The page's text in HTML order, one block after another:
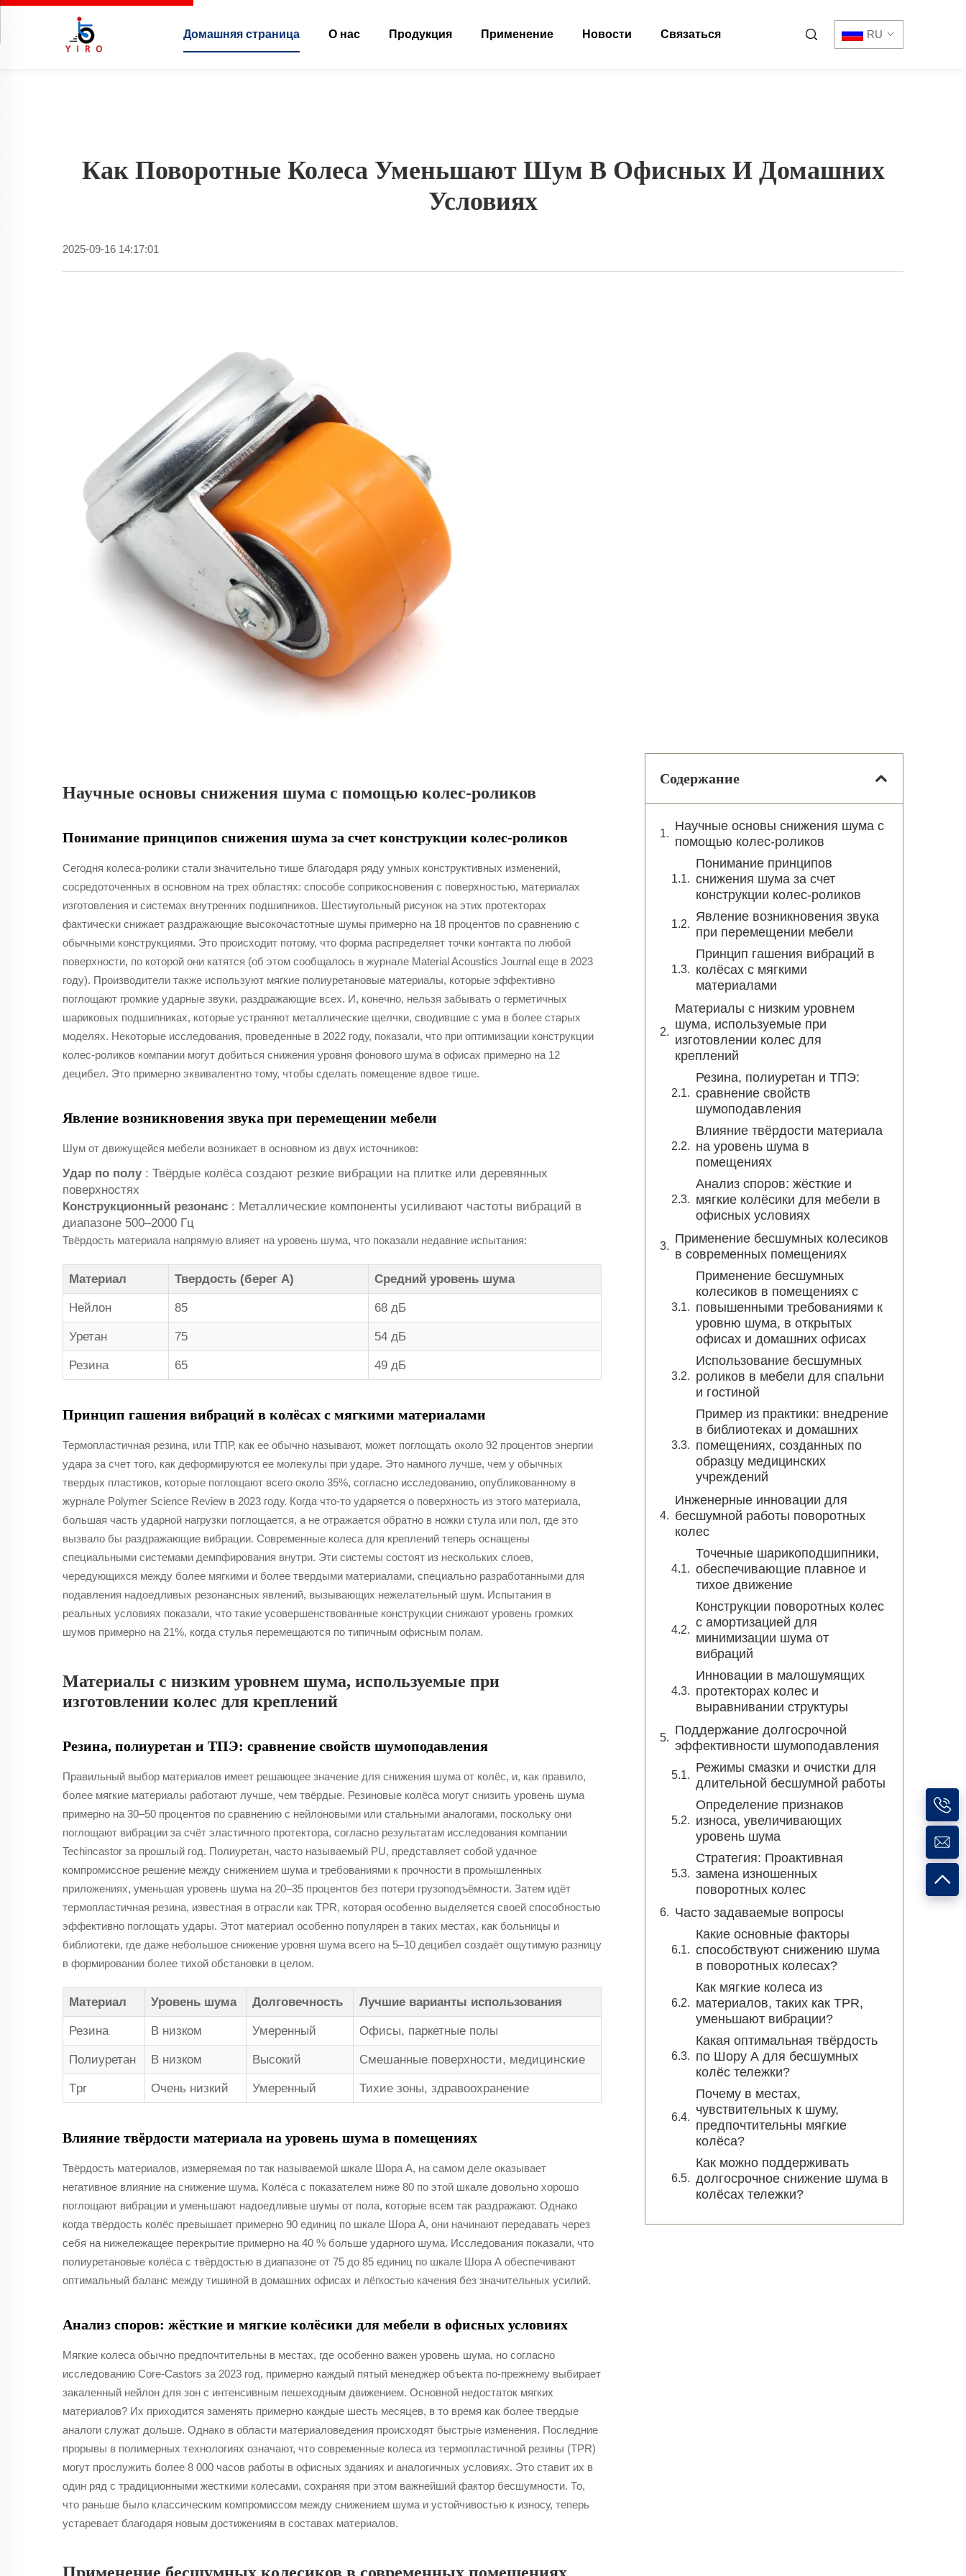
Домашняя страница О нас Продукция Применение Новости Связаться RU
Как Поворотные Колеса Уменьшают Шум В Офисных И Домашних
Условиях
2025-09-16 14:17:01
Научные основы снижения шума с помощью колес-роликов
Понимание принципов снижения шума за счет конструкции колес-роликов
Сегодня колеса-ролики стали значительно тише благодаря ряду умных конструктивных изменений,
сосредоточенных в основном на трех областях: способе соприкосновения с поверхностью, материалах
изготовления и системах внутренних подшипников. Шестиугольный рисунок на этих протекторах
фактически снижает раздражающие высокочастотные шумы примерно на 18 процентов по сравнению с
обычными конструкциями. Это происходит потому, что форма распределяет точки контакта по любой
поверхности, по которой они катятся (об этом сообщалось в журнале Material Acoustics Journal еще в 2023
году). Производители также используют мягкие полиуретановые материалы, которые эффективно
поглощают громкие ударные звуки, раздражающие всех. И, конечно, нельзя забывать о герметичных
шариковых подшипниках, которые устраняют металлические щелчки, сводившие с ума в более старых
моделях. Некоторые исследования, проведенные в 2022 году, показали, что при оптимизации конструкции
колес-роликов компании могут добиться снижения уровня фонового шума в офисах примерно на 12
децибел. Это примерно эквивалентно тому, чтобы сделать помещение вдвое тише.
Явление возникновения звука при перемещении мебели
Шум от движущейся мебели возникает в основном из двух источников:
Удар по полу : Твёрдые колёса создают резкие вибрации на плитке или деревянных
поверхностях
Конструкционный резонанс : Металлические компоненты усиливают частоты вибраций в
диапазоне 500–2000 Гц
Твёрдость материала напрямую влияет на уровень шума, что показали недавние испытания:
Материал Твердость (берег А) Средний уровень шума
Нейлон 85 68 дБ
Уретан 75 54 дБ
Резина 65 49 дБ
Принцип гашения вибраций в колёсах с мягкими материалами
Термопластичная резина, или ТПР, как ее обычно называют, может поглощать около 92 процентов энергии
удара за счет того, как деформируются ее молекулы при ударе. Это намного лучше, чем у обычных
твердых пластиков, которые поглощают всего около 35%, согласно исследованию, опубликованному в
журнале Polymer Science Review в 2023 году. Когда что-то ударяется о поверхность из этого материала,
большая часть ударной нагрузки поглощается, а не отражается обратно в ножки стула или пол, где это
вызвало бы раздражающие вибрации. Современные колеса для креплений теперь оснащены
специальными системами демпфирования внутри. Эти системы состоят из нескольких слоев,
чередующихся между более мягкими и более твердыми материалами, специально разработанными для
подавления надоедливых резонансных явлений, вызывающих нежелательный шум. Испытания в
реальных условиях показали, что такие усовершенствованные конструкции снижают уровень громких
шумов примерно на 21%, когда стулья перемещаются по типичным офисным полам.
Материалы с низким уровнем шума, используемые при
изготовлении колес для креплений
Резина, полиуретан и ТПЭ: сравнение свойств шумоподавления
Правильный выбор материалов имеет решающее значение для снижения шума от колёс, и, как правило,
более мягкие материалы работают лучше, чем твёрдые. Резиновые колёса могут снизить уровень шума
примерно на 30–50 процентов по сравнению с нейлоновыми или стальными аналогами, поскольку они
поглощают вибрации за счёт эластичного протектора, согласно результатам исследования компании
Techincastor за прошлый год. Полиуретан, часто называемый PU, представляет собой удачное
компромиссное решение между снижением шума и требованиями к прочности в промышленных
приложениях, уменьшая уровень шума на 20–35 процентов без потери грузоподъёмности. Затем идёт
термопластичная резина, известная в отрасли как TPR, которая особенно выделяется своей способностью
эффективно поглощать удары. Этот материал особенно популярен в таких местах, как больницы и
библиотеки, где даже небольшое снижение уровня шума всего на 5–10 децибел создаёт ощутимую разницу
в формировании более тихой обстановки в целом.
Материал Уровень шума Долговечность Лучшие варианты использования
Резина В низком Умеренный Офисы, паркетные полы
Полиуретан В низком Высокий Смешанные поверхности, медицинские
Tpr Очень низкий Умеренный Тихие зоны, здравоохранение
Влияние твёрдости материала на уровень шума в помещениях
Твёрдость материалов, измеряемая по так называемой шкале Шора А, на самом деле оказывает
негативное влияние на снижение шума. Колёса с показателем ниже 80 по этой шкале довольно хорошо
поглощают вибрации и уменьшают надоедливые шумы от пола, которые всем так раздражают. Однако
когда твёрдость колёс превышает примерно 90 единиц по шкале Шора А, они начинают передавать через
себя на нижележащее перекрытие примерно на 40 % больше ударного шума. Исследования показали, что
полиуретановые колёса с твёрдостью в диапазоне от 75 до 85 единиц по шкале Шора А обеспечивают
оптимальный баланс между тишиной в домашних офисах и лёгкостью качения без значительных усилий.
Анализ споров: жёсткие и мягкие колёсики для мебели в офисных условиях
Мягкие колеса обычно предпочтительны в местах, где особенно важен уровень шума, но согласно
исследованию Core-Castors за 2023 год, примерно каждый пятый менеджер объекта по-прежнему выбирает
закаленный нейлон для зон с интенсивным пешеходным движением. Основной недостаток мягких
материалов? Их приходится заменять примерно каждые шесть месяцев, в то время как более твердые
аналоги служат дольше. Однако в области материаловедения происходят быстрые изменения. Последние
прорывы в полимерных технологиях означают, что современные колеса из термопластичной резины (TPR)
могут прослужить более 8 000 часов работы в офисных зданиях и аналогичных условиях. Это ставит их в
один ряд с традиционными жесткими колесами, сохраняя при этом важнейший фактор бесшумности. То,
что раньше было классическим компромиссом между снижением шума и устойчивостью к износу, теперь
устаревает благодаря новым достижениям в составах материалов.
Содержание
Научные основы снижения шума с
помощью колес-роликов
Понимание принципов
снижения шума за счет
конструкции колес-роликов
Явление возникновения звука
при перемещении мебели
Принцип гашения вибраций в
колёсах с мягкими
материалами
Материалы с низким уровнем
шума, используемые при
изготовлении колес для
креплений
Резина, полиуретан и ТПЭ:
сравнение свойств
шумоподавления
Влияние твёрдости материала
на уровень шума в
помещениях
Анализ споров: жёсткие и
мягкие колёсики для мебели в
офисных условиях
Применение бесшумных колесиков
в современных помещениях
Применение бесшумных
колесиков в помещениях с
повышенными требованиями к
уровню шума, в открытых
офисах и домашних офисах
Использование бесшумных
роликов в мебели для спальни
и гостиной
Пример из практики: внедрение
в библиотеках и домашних
помещениях, созданных по
образцу медицинских
учреждений
Инженерные инновации для
бесшумной работы поворотных
колес
Точечные шарикоподшипники,
обеспечивающие плавное и
тихое движение
Конструкции поворотных колес
с амортизацией для
минимизации шума от
вибраций
Инновации в малошумящих
протекторах колес и
выравнивании структуры
Поддержание долгосрочной
эффективности шумоподавления
Режимы смазки и очистки для
длительной бесшумной работы
Определение признаков
износа, увеличивающих
уровень шума
Стратегия: Проактивная
замена изношенных
поворотных колес
Часто задаваемые вопросы
Какие основные факторы
способствуют снижению шума
в поворотных колесах?
Как мягкие колеса из
материалов, таких как TPR,
уменьшают вибрации?
Какая оптимальная твёрдость
по Шору А для бесшумных
колёс тележки?
Почему в местах,
чувствительных к шуму,
предпочтительны мягкие
колёса?
Как можно поддерживать
долгосрочное снижение шума в
колёсах тележки?